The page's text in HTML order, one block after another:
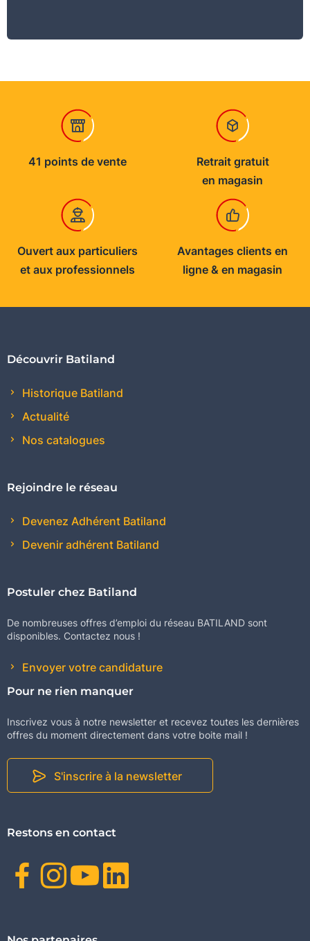
41 points de vente
Retrait gratuit
en magasin
Ouvert aux particuliers
et aux professionnels
Avantages clients en
ligne & en magasin
Découvrir Batiland
Historique Batiland
Actualité
Nos catalogues
Rejoindre le réseau
Devenez Adhérent Batiland
Devenir adhérent Batiland
Postuler chez Batiland
De nombreuses offres d’emploi du réseau BATILAND sont
disponibles. Contactez nous !
Envoyer votre candidature
Pour ne rien manquer
Inscrivez vous à notre newsletter et recevez toutes les dernières
offres du moment directement dans votre boite mail !
S'inscrire à la newsletter
Restons en contact
Facebook
Instagram
Youtube